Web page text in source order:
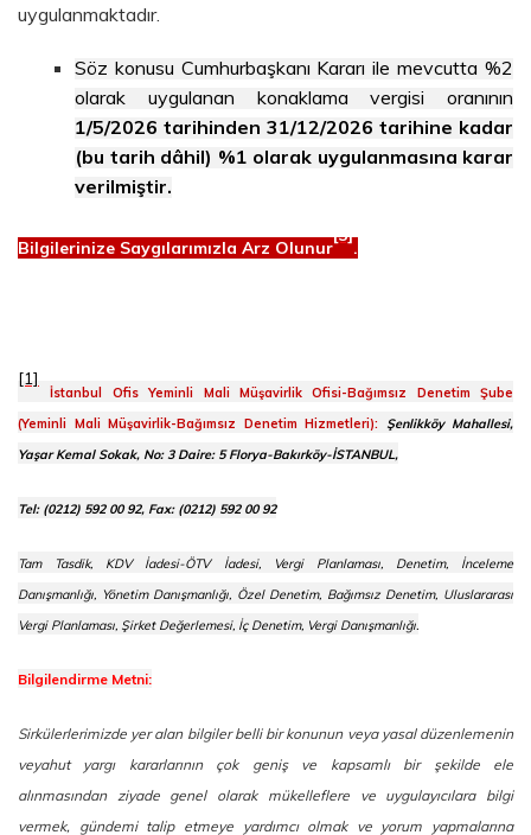
uygulanmaktadır.
Söz konusu Cumhurbaşkanı Kararı ile mevcutta %2
olarak uygulanan konaklama vergisi oranının
1/5/2026 tarihinden 31/12/2026 tarihine kadar
(bu tarih dâhil) %1 olarak uygulanmasına karar
verilmiştir.
Bilgilerinize Saygılarımızla Arz Olunur
[3]
.
[1]
İstanbul Ofis Yeminli Mali Müşavirlik Ofisi-Bağımsız Denetim Şube
(Yeminli Mali Müşavirlik-Bağımsız Denetim Hizmetleri):
Şenlikköy Mahallesi,
Yaşar Kemal Sokak, No: 3 Daire: 5 Florya-Bakırköy-İSTANBUL,
Tel: (0212) 592 00 92, Fax: (0212) 592 00 92
Tam Tasdik, KDV İadesi-ÖTV İadesi, Vergi Planlaması, Denetim, İnceleme
Danışmanlığı, Yönetim Danışmanlığı, Özel Denetim, Bağımsız Denetim, Uluslararası
Vergi Planlaması, Şirket Değerlemesi, İç Denetim, Vergi Danışmanlığı.
Bilgilendirme Metni:
Sirkülerlerimizde yer alan bilgiler belli bir konunun veya yasal düzenlemenin
veyahut yargı kararlarının çok geniş ve kapsamlı bir şekilde ele
alınmasından ziyade genel olarak mükelleflere ve uygulayıcılara bilgi
vermek, gündemi talip etmeye yardımcı olmak ve yorum yapmalarına